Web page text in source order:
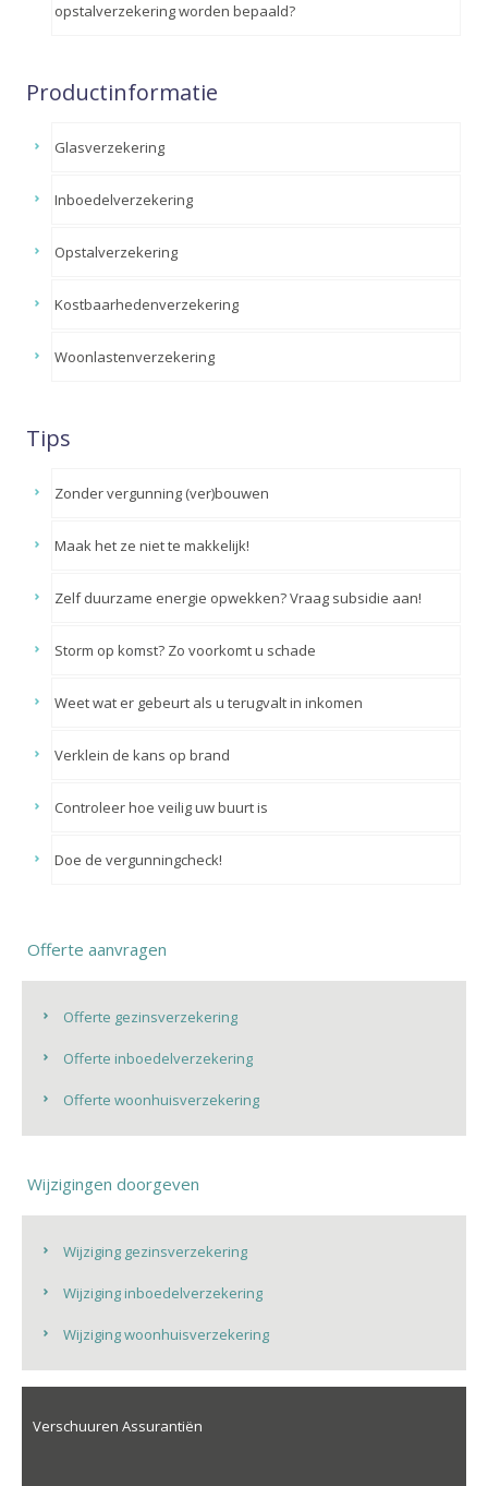
opstalverzekering worden bepaald?
Productinformatie
Glasverzekering
Inboedelverzekering
Opstalverzekering
Kostbaarhedenverzekering
Woonlastenverzekering
Tips
Zonder vergunning (ver)bouwen
Maak het ze niet te makkelijk!
Zelf duurzame energie opwekken? Vraag subsidie aan!
Storm op komst? Zo voorkomt u schade
Weet wat er gebeurt als u terugvalt in inkomen
Verklein de kans op brand
Controleer hoe veilig uw buurt is
Doe de vergunningcheck!
Offerte aanvragen
Offerte gezinsverzekering
Offerte inboedelverzekering
Offerte woonhuisverzekering
Wijzigingen doorgeven
Wijziging gezinsverzekering
Wijziging inboedelverzekering
Wijziging woonhuisverzekering
Verschuuren Assurantiën